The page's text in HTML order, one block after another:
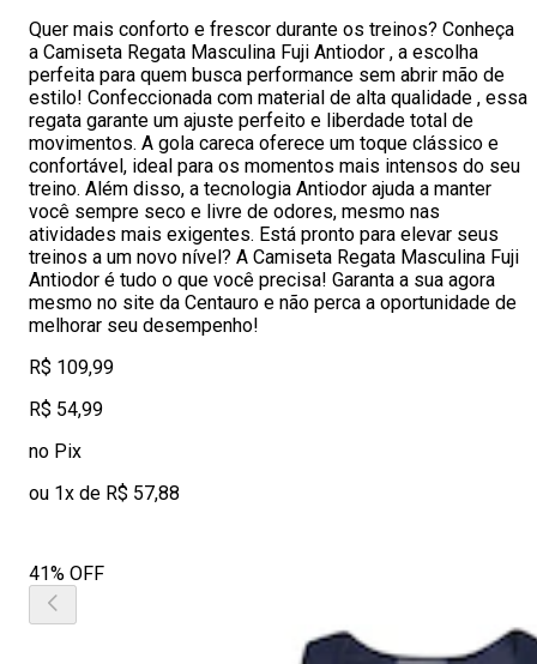
Quer mais conforto e frescor durante os treinos? Conheça
a Camiseta Regata Masculina Fuji Antiodor , a escolha
perfeita para quem busca performance sem abrir mão de
estilo! Confeccionada com material de alta qualidade , essa
regata garante um ajuste perfeito e liberdade total de
movimentos. A gola careca oferece um toque clássico e
confortável, ideal para os momentos mais intensos do seu
treino. Além disso, a tecnologia Antiodor ajuda a manter
você sempre seco e livre de odores, mesmo nas
atividades mais exigentes. Está pronto para elevar seus
treinos a um novo nível? A Camiseta Regata Masculina Fuji
Antiodor é tudo o que você precisa! Garanta a sua agora
mesmo no site da Centauro e não perca a oportunidade de
melhorar seu desempenho!
R$ 109,99
R$ 54,99
no Pix
ou 1x de R$ 57,88
41% OFF